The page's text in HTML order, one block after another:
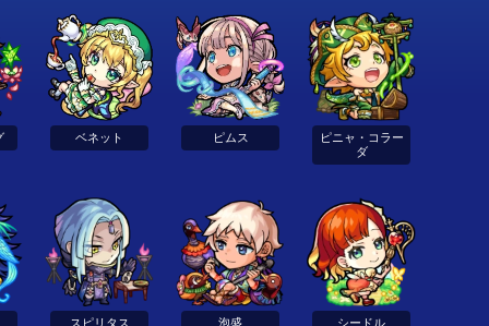
ベネット ピムス
ピニャ・コラー
ダ
スピリタス 泡盛 シードル